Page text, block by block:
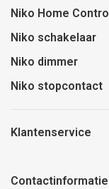
Niko Home Control
Niko schakelaar
Niko dimmer
Niko stopcontact
Klantenservice
Contactinformatie